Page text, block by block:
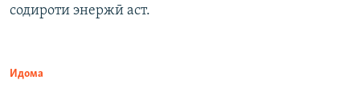
содироти энержӣ аст.
Идома